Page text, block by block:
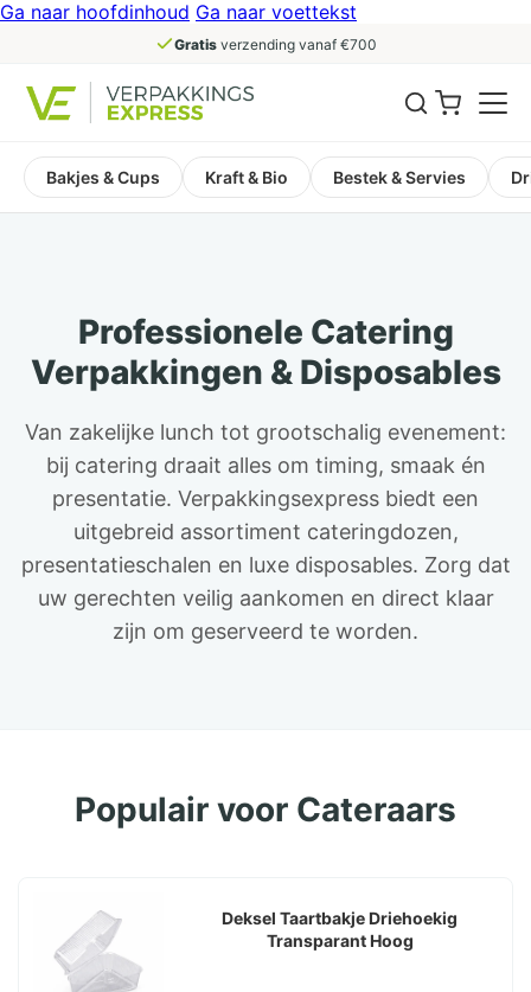
Ga naar hoofdinhoud Ga naar voettekst
Gratisverzending vanaf €700
Bakjes & Cups Kraft & Bio Bestek & Servies
Professionele Catering
Verpakkingen & Disposables
Van zakelijke lunch tot grootschalig evenement:
bij catering draait alles om timing, smaak én
presentatie. Verpakkingsexpress biedt een
uitgebreid assortiment cateringdozen,
presentatieschalen en luxe disposables. Zorg dat
uw gerechten veilig aankomen en direct klaar
zijn om geserveerd te worden.
Populair voor Cateraars
Deksel Taartbakje Driehoekig
Transparant Hoog